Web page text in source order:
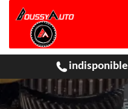
indisponible